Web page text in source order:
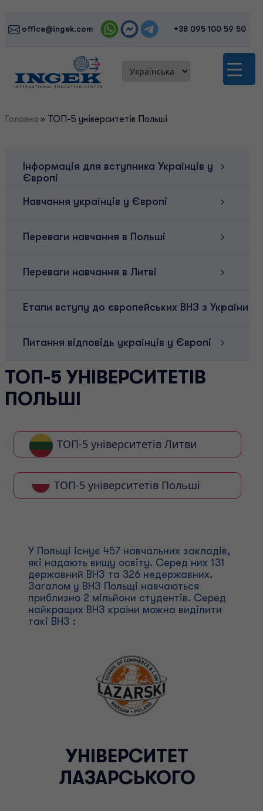
contentoffice@ingek.com +38 095 100 59 50
Головна » ТОП-5 університетів Польші
Інформація для вступника Українців у
Європі
Навчання українців у Європі
Переваги навчання в Польші
Переваги навчання в Литві
Етапи вступу до європейських ВНЗ з України
Питання відповідь українців у Європі
ТОП-5 УНІВЕРСИТЕТІВ
ПОЛЬШІ
ТОП-5 університетів Литви
ТОП-5 університетів Польші
У Польщі існує 457 навчальних закладів,
які надають вищу освіту. Серед них 131
державний ВНЗ та 326 недержавних.
Загалом у ВНЗ Польщі навчаються
приблизно 2 мільйони студентів. Серед
найкращих ВНЗ країни можна виділити
такі ВНЗ :
УНІВЕРСИТЕТ
ЛАЗАРСЬКОГО